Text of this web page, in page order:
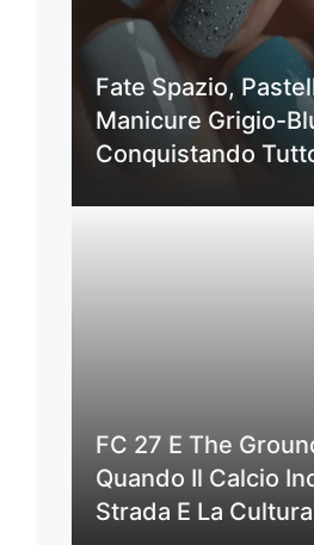
Fate Spazio,
Manicure Grigio-
Conquistando
FC 27 E The
Quando Il Calcio
Strada E La